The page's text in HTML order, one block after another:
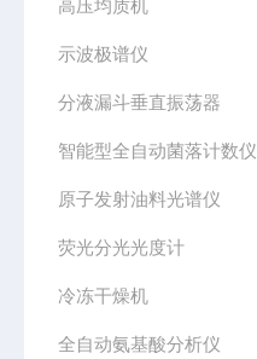
高压均质机
示波极谱仪
分液漏斗垂直振荡器
智能型全自动菌落计数仪
原子发射油料光谱仪
荧光分光光度计
冷冻干燥机
全自动氨基酸分析仪